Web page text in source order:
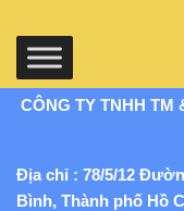
CÔNG TY TNHH TM
Địa chỉ : 78/5/12
Bình, Thành phố Hồ